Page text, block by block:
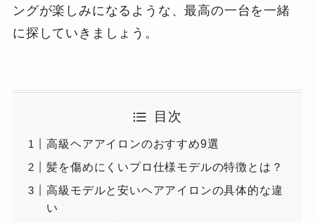
ングが楽しみになるような、最高の一台を一緒
に探していきましょう。
目次
高級ヘアアイロンのおすすめ9選
髪を傷めにくいプロ仕様モデルの特徴とは？
高級モデルと安いヘアアイロンの具体的な違
い